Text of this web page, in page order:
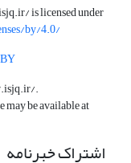
is licensed under
by/4.0/
.
may be available at
اشتراک خبرنامه